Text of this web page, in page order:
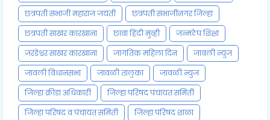
छत्रपती संभाजी महाराज जयंती
छत्रपती संभाजीनगर जिल्हा
छत्रपती साखर कारखाना
छावा हिंदी मुव्ही
जन्मठेप शिक्षा
जरंडेश्वर साखर कारखाना
जागतिक महिला दिन
जावली न्युज
जावली विधानसभा
जावळी तालुका
जावळी न्युज
जिल्हा क्रीडा अधिकारी
जिल्हा परिषद पंचायत समिती
जिल्हा परिषद व पंचायत समिती
जिल्हा परिषद शाळा